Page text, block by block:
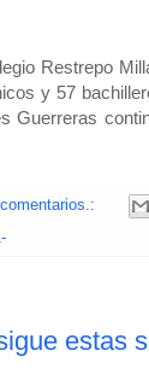
Restrepo
y 57
Guerreras
estas